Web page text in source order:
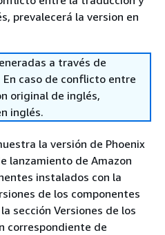
prevalecerá la version en
a través de
caso de conflicto entre
original de inglés,
inglés.
la versión de Phoenix
lanzamiento de Amazon
instalados con la
de los componentes
sección Versiones de los
correspondiente de